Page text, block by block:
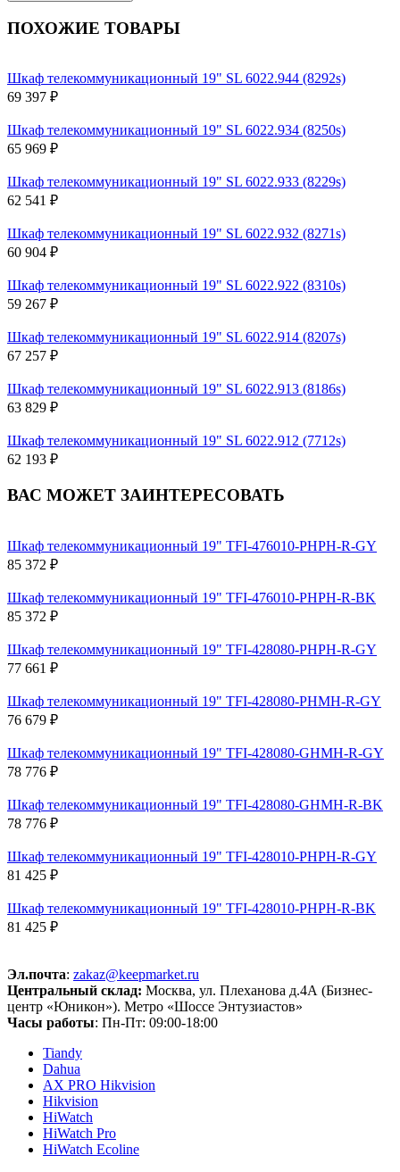
ПОХОЖИЕ ТОВАРЫ
Шкаф телекоммуникационный 19" SL 6022.944 (8292s)
69 397 ₽
Шкаф телекоммуникационный 19" SL 6022.934 (8250s)
65 969 ₽
Шкаф телекоммуникационный 19" SL 6022.933 (8229s)
62 541 ₽
Шкаф телекоммуникационный 19" SL 6022.932 (8271s)
60 904 ₽
Шкаф телекоммуникационный 19" SL 6022.922 (8310s)
59 267 ₽
Шкаф телекоммуникационный 19" SL 6022.914 (8207s)
67 257 ₽
Шкаф телекоммуникационный 19" SL 6022.913 (8186s)
63 829 ₽
Шкаф телекоммуникационный 19" SL 6022.912 (7712s)
62 193 ₽
ВАС МОЖЕТ ЗАИНТЕРЕСОВАТЬ
Шкаф телекоммуникационный 19" TFI-476010-PHPH-R-GY
85 372 ₽
Шкаф телекоммуникационный 19" TFI-476010-PHPH-R-BK
85 372 ₽
Шкаф телекоммуникационный 19" TFI-428080-PHPH-R-GY
77 661 ₽
Шкаф телекоммуникационный 19" TFI-428080-PHMH-R-GY
76 679 ₽
Шкаф телекоммуникационный 19" TFI-428080-GHMH-R-GY
78 776 ₽
Шкаф телекоммуникационный 19" TFI-428080-GHMH-R-BK
78 776 ₽
Шкаф телекоммуникационный 19" TFI-428010-PHPH-R-GY
81 425 ₽
Шкаф телекоммуникационный 19" TFI-428010-PHPH-R-BK
81 425 ₽
Эл.почта: zakaz@keepmarket.ru
Центральный склад: Москва, ул. Плеханова д.4А (Бизнес-
центр «Юникон»). Метро «Шоссе Энтузиастов»
Часы работы: Пн-Пт: 09:00-18:00
Tiandy
Dahua
AX PRO Hikvision
Hikvision
HiWatch
HiWatch Pro
HiWatch Ecoline